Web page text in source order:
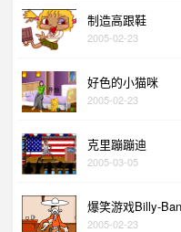
制造高跟鞋
2005-02-23
好色的小猫咪
2005-02-23
克里蹦蹦迪
2005-03-05
爆笑游戏Billy-
2005-02-23